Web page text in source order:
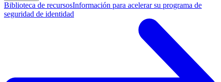
Biblioteca de recursosInformación para acelerar su programa de
seguridad de identidad